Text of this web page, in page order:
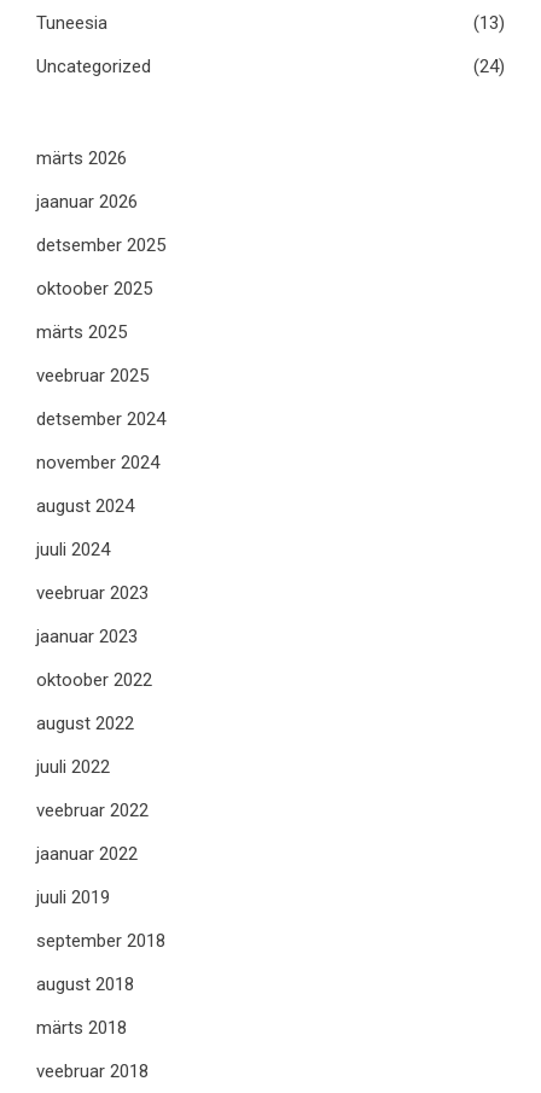
Tuneesia
(13)
Uncategorized
(24)
märts 2026
jaanuar 2026
detsember 2025
oktoober 2025
märts 2025
veebruar 2025
detsember 2024
november 2024
august 2024
juuli 2024
veebruar 2023
jaanuar 2023
oktoober 2022
august 2022
juuli 2022
veebruar 2022
jaanuar 2022
juuli 2019
september 2018
august 2018
märts 2018
veebruar 2018